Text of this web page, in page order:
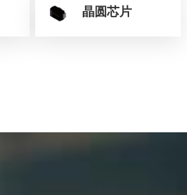
晶圆芯片